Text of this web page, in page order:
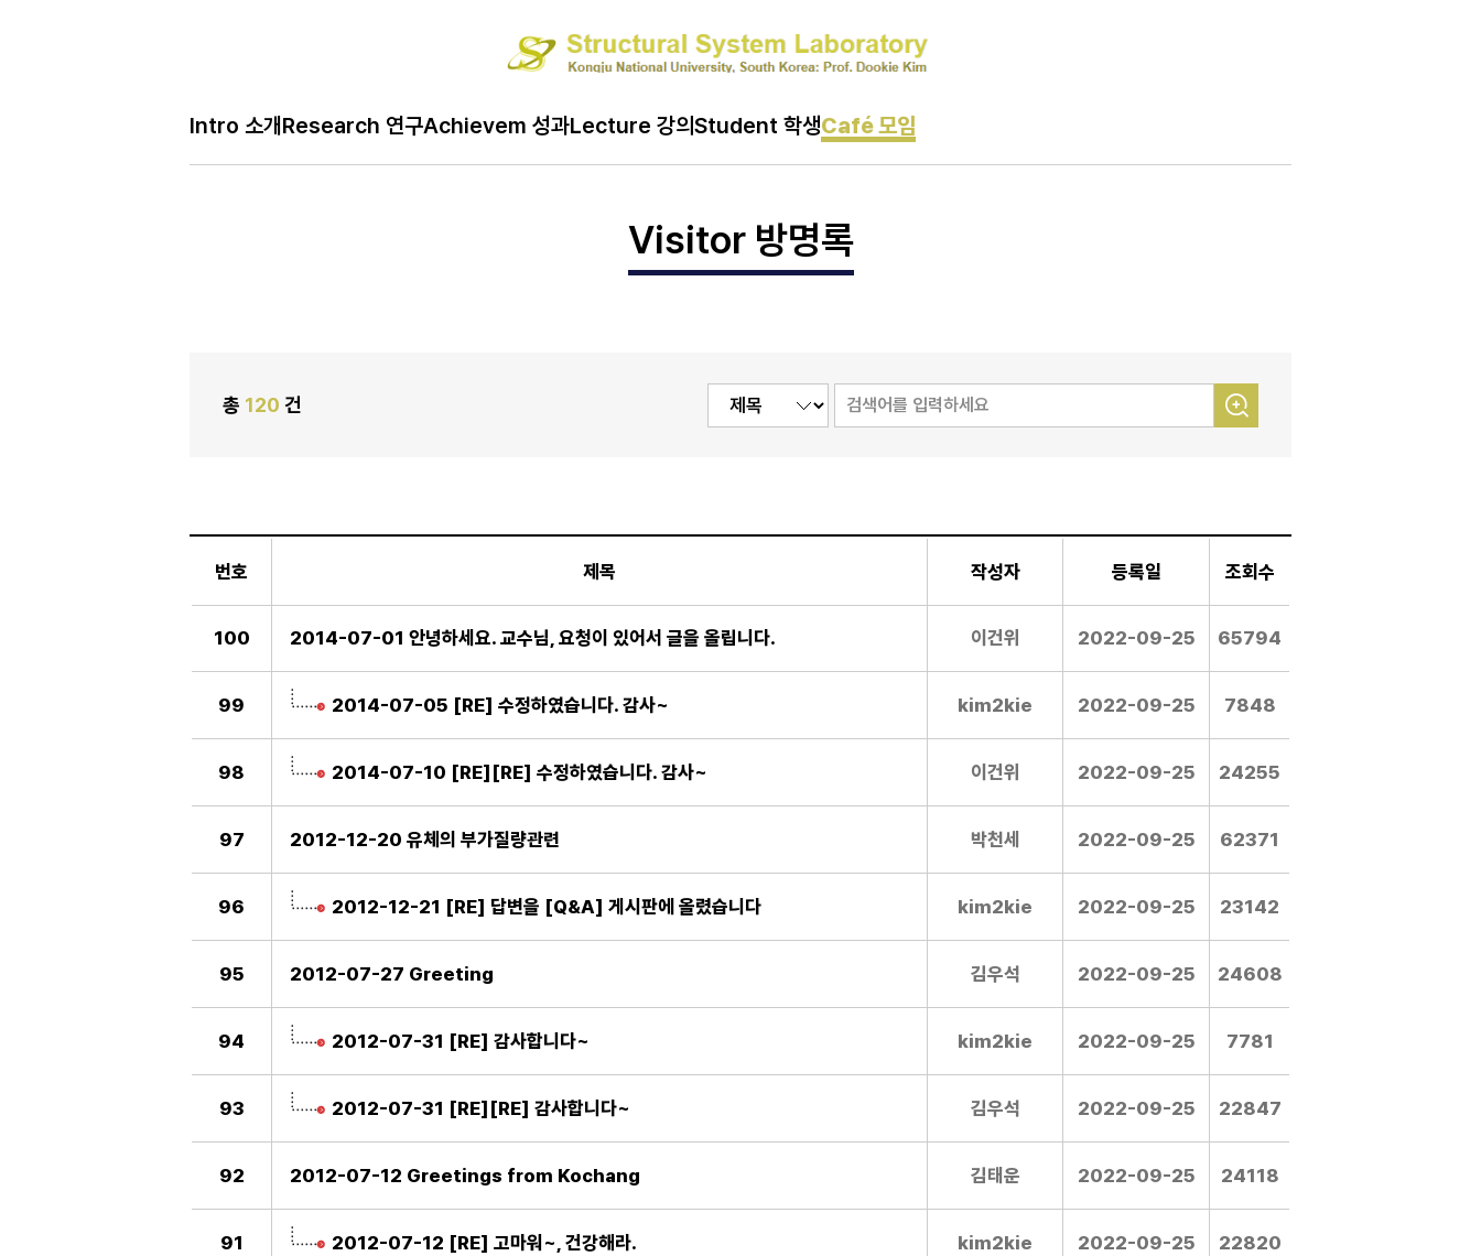
Intro 소개 Research 연구Achievem 성과Lecture 강의Student 학생Café 모임
Visitor 방명록
총 120 건
번호 제목 작성자 등록일 조회수
100 2014-07-01 안녕하세요. 교수님, 요청이 있어서 글을 올립니다. 이건위 2022-09-25 65794
99 2014-07-05 [RE] 수정하였습니다. 감사~ kim2kie 2022-09-25 7848
98 2014-07-10 [RE][RE] 수정하였습니다. 감사~ 이건위 2022-09-25 24255
97 2012-12-20 유체의 부가질량관련 박천세 2022-09-25 62371
96 2012-12-21 [RE] 답변을 [Q&A] 게시판에 올렸습니다 kim2kie 2022-09-25 23142
95 2012-07-27 Greeting 김우석 2022-09-25 24608
94 2012-07-31 [RE] 감사합니다~ kim2kie 2022-09-25 7781
93 2012-07-31 [RE][RE] 감사합니다~ 김우석 2022-09-25 22847
92 2012-07-12 Greetings from Kochang 김태운 2022-09-25 24118
91 2012-07-12 [RE] 고마워~, 건강해라. kim2kie 2022-09-25 22820